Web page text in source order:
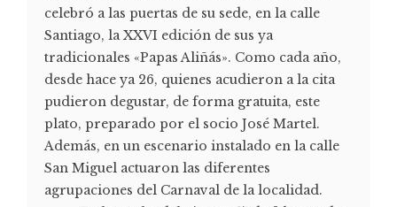
celebró a las puertas de su sede, en la calle
Santiago, la XXVI edición de sus ya
tradicionales «Papas Aliñás». Como cada año,
desde hace ya 26, quienes acudieron a la cita
pudieron degustar, de forma gratuita, este
plato, preparado por el socio José Martel.
Además, en un escenario instalado en la calle
San Miguel actuaron las diferentes
agrupaciones del Carnaval de la localidad.